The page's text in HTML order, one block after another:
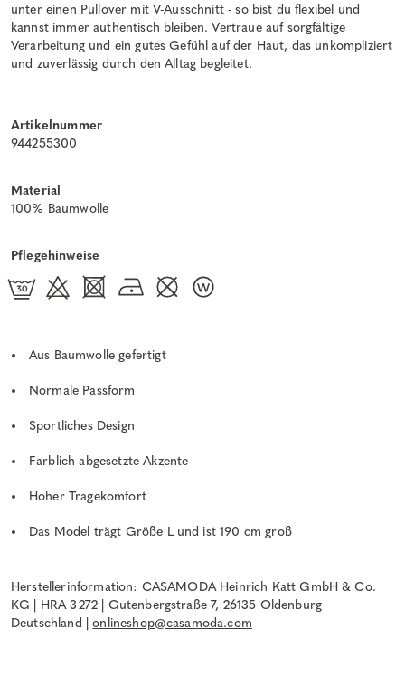
unter einen Pullover mit V-Ausschnitt - so bist du flexibel und
kannst immer authentisch bleiben. Vertraue auf sorgfältige
Verarbeitung und ein gutes Gefühl auf der Haut, das unkompliziert
und zuverlässig durch den Alltag begleitet.
Artikelnummer
944255300
Material
100% Baumwolle
Pflegehinweise
Aus Baumwolle gefertigt
Normale Passform
Sportliches Design
Farblich abgesetzte Akzente
Hoher Tragekomfort
Das Model trägt Größe L und ist 190 cm groß
Herstellerinformation: CASAMODA Heinrich Katt GmbH & Co.
KG | HRA 3272 | Gutenbergstraße 7, 26135 Oldenburg
Deutschland |onlineshop@casamoda.com